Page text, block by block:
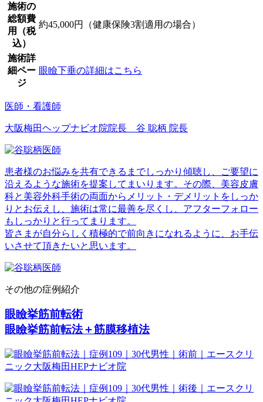
施術の
総額費
用（税
込）
約45,000円（健康保険3割適用の場合）
施術詳
細ペー
ジ
眼瞼下垂の詳細はこちら
医師・看護師
大阪梅田ヘップナビオ院院長 谷 聡柄 院長
患者様のお悩みを共有できるまでしっかり傾聴し、ご要望に
沿えるような施術を提案してまいります。その際、美容皮膚
科と美容外科手術の両面からメリット・デメリットをしっか
りとお伝えし、施術は常に最善を尽くし、アフターフォロー
もしっかりと行ってまります。
皆さまが自分らしく積極的で前向きになれるように、お手伝
いさせて頂きたいと思います。
その他の症例紹介
眼瞼挙筋前転術
眼瞼挙筋前転法＋筋膜移植法